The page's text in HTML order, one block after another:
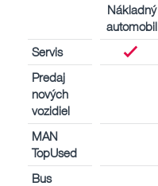
Nákladný
automobil
Servis
Predaj
nových
vozidiel
MAN
TopUsed
Bus